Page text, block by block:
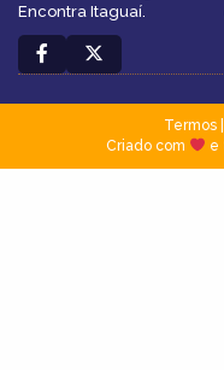
Encontra Itaguaí.
Termos|
Criado com
e